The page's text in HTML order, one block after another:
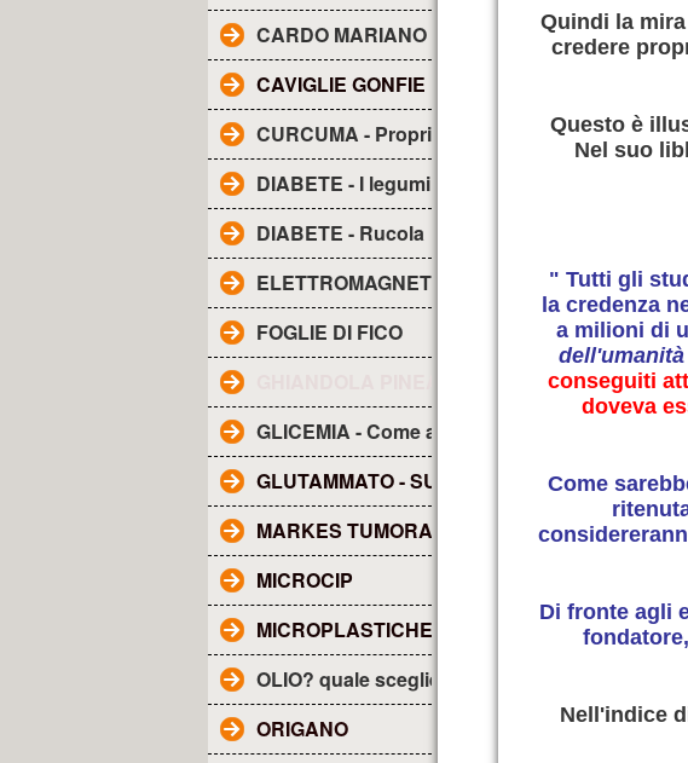
CARDO MARIANO - sue proprietà
CAVIGLIE GONFIE
CURCUMA - Proprietà
DIABETE - I legumi
DIABETE - Rucola
ELETTROMAGNETISMO - Inquinamento
FOGLIE DI FICO
GHIANDOLA PINEALE - SUE FUNZIONI
GLICEMIA - Come abbassarla
GLUTAMMATO - SUE CARATTERISTICHE E
MARKES TUMORALI
MICROCIP
MICROPLASTICHE NEL SANGUE
OLIO? quale scegliere?
ORIGANO
Quindi la
credere
Questo è
Nel suo
" Tutti gli
la credenza
a milioni di
dell'umanità
conseguiti
doveva
Come
Di fronte agli
Nell'indice